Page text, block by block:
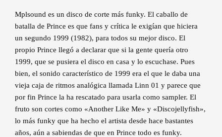
Mplsound es un disco de corte más funky. El caballo de
batalla de Prince es que fans y crítica le exigían que hiciera
un segundo 1999 (1982), para todos su mejor disco. El
propio Prince llegó a declarar que si la gente quería otro
1999, que se pusiera el disco en casa y lo escuchase. Pues
bien, el sonido característico de 1999 era el que le daba una
vieja caja de ritmos analógica llamada Linn 01 y parece que
por fin Prince la ha rescatado para usarla como sampler. El
fruto son cortes como «Another Like Me» y «Discojellyfish»,
lo más funky que ha hecho el artista desde hace bastantes
años, aún a sabiendas de que en Prince todo es funky.